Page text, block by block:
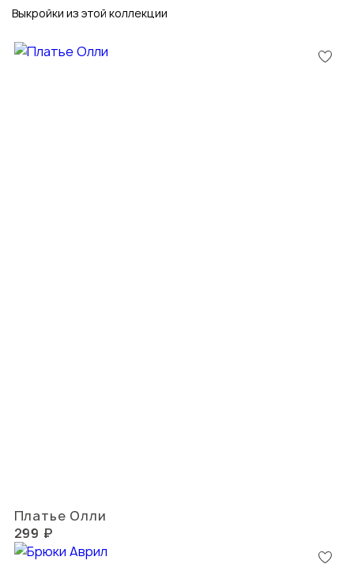
Выкройки из этой коллекции
Платье Олли
299 ₽